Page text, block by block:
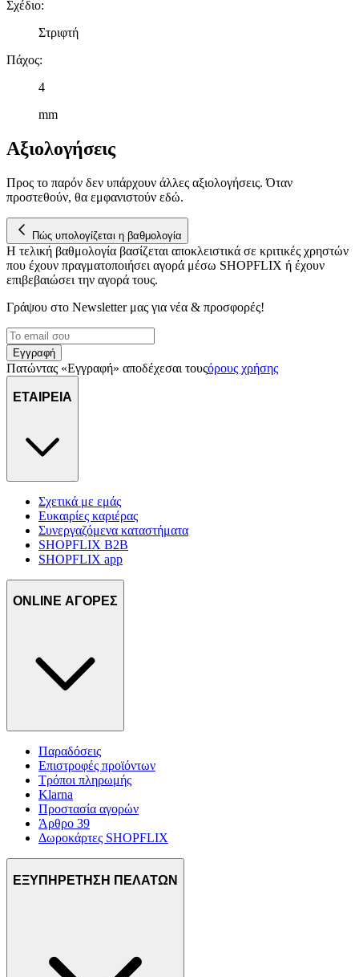
τοποθεσίας μας στους συνεργάτες μέσων κοινωνικής
δικτύωσης, διαφημίσεων και ανάλυσης.
Σχέδιο:
Στριφτή
Πάχος:
4
mm
Αξιολογήσεις
Προς το παρόν δεν υπάρχουν άλλες αξιολογήσεις. Όταν
προστεθούν, θα εμφανιστούν εδώ.
Πώς υπολογίζεται η βαθμολογία
Η τελική βαθμολογία βασίζεται αποκλειστικά σε κριτικές χρηστών
που έχουν πραγματοποιήσει αγορά μέσω SHOPFLIX ή έχουν
επιβεβαιώσει την αγορά τους.
Γράψου στο Νewsletter μας για νέα & προσφορές!
Εγγραφή
Πατώντας «Εγγραφή» αποδέχεσαι τουςόρους χρήσης
ΕΤΑΙΡΕΙΑ
Σχετικά με εμάς
Ευκαιρίες καριέρας
Συνεργαζόμενα καταστήματα
SHOPFLIX B2B
SHOPFLIX app
ONLINE ΑΓΟΡΕΣ
Παραδόσεις
Επιστροφές προϊόντων
Τρόποι πληρωμής
Klarna
Προστασία αγορών
Άρθρο 39
Δωροκάρτες SHOPFLIX
ΕΞΥΠΗΡΕΤΗΣΗ ΠΕΛΑΤΩΝ